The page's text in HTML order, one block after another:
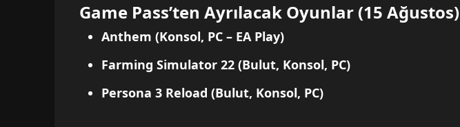
Game Pass’ten Ayrılacak Oyunlar (15 Ağustos)
Anthem (Konsol, PC – EA Play)
Farming Simulator 22 (Bulut, Konsol, PC)
Persona 3 Reload (Bulut, Konsol, PC)